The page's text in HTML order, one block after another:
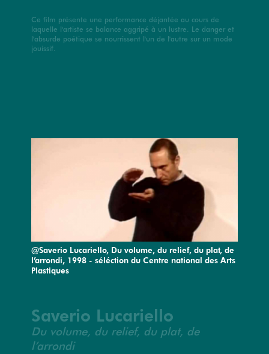
Ce film présente une performance déjantée au cours de
laquelle l'artiste se balance aggripé à un lustre. Le danger et
l'absurde poétique se nourrissent l'un de l'autre sur un mode
jouissif.
@Saverio Lucariello, Du volume, du relief, du plat, de
l’arrondi, 1998 - séléction du Centre national des Arts
Plastiques
Saverio Lucariello
Du volume, du relief, du plat, de
l’arrondi